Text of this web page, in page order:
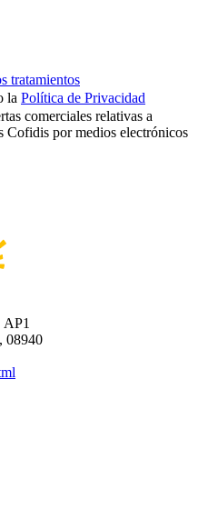
tratamientos
la Política de Privacidad
comerciales relativas a
Cofidis por medios electrónicos
AP1
08940